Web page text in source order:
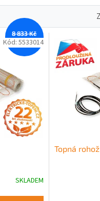
8 833 Kč
–12 %
SKLADEM
Kód: 5533014
Topná